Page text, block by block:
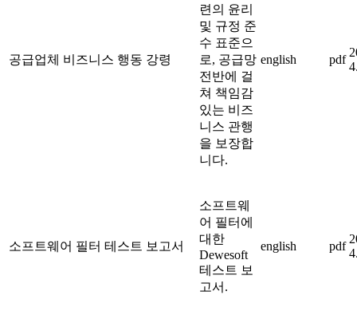
공급업체 비즈니스 행동 강령
련의 윤리
및 규정 준
수 표준으
로, 공급망
전반에 걸
쳐 책임감
있는 비즈
니스 관행
을 보장합
니다.
english pdf
소프트웨어 필터 테스트 보고서
소프트웨
어 필터에
대한
Dewesoft
테스트 보
고서.
english pdf